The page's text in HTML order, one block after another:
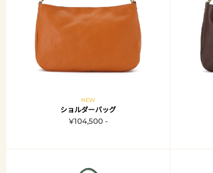
NEW
ショルダーバッグ
¥104,500 -